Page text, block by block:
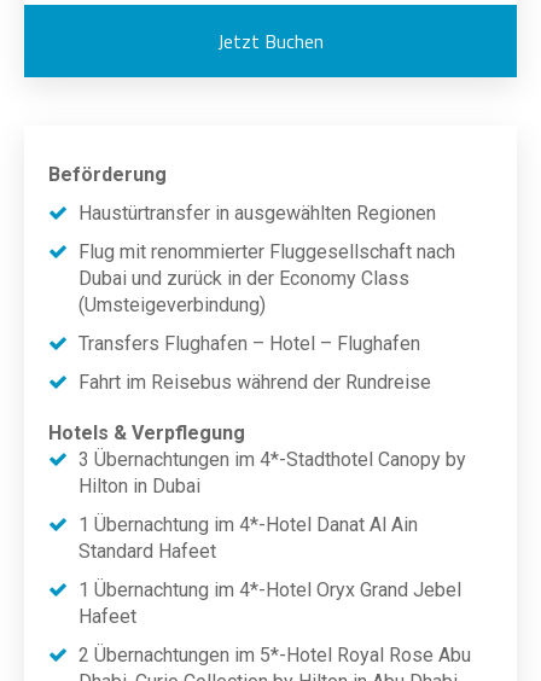
Jetzt Buchen
Beförderung
Haustürtransfer in ausgewählten Regionen
Flug mit renommierter Fluggesellschaft nach
Dubai und zurück in der Economy Class
(Umsteigeverbindung)
Transfers Flughafen – Hotel – Flughafen
Fahrt im Reisebus während der Rundreise
Hotels & Verpflegung
3 Übernachtungen im 4*-Stadthotel Canopy by
Hilton in Dubai
1 Übernachtung im 4*-Hotel Danat Al Ain
Standard Hafeet
1 Übernachtung im 4*-Hotel Oryx Grand Jebel
Hafeet
2 Übernachtungen im 5*-Hotel Royal Rose Abu